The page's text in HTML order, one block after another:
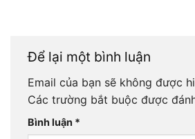
Để lại một bình luận
Email của bạn sẽ không được
Các trường bắt buộc được
Bình luận *